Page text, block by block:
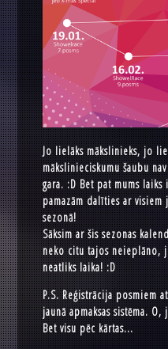
Jo lielāks mākslinieks, jo
mākslinieciskumu šaubu
gara. :D Bet pat mums
pamazām dalīties ar visiem
sezonā!
Sāksim ar šis sezonas
neko citu tajos neieplāno,
neatliks laika! :D
P.S. Reģistrācija posmiem
jaunā apmaksas sistēma.
Bet visu pēc kārtas...